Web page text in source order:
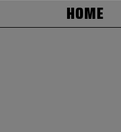
HOME